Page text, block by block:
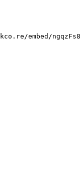
embed/